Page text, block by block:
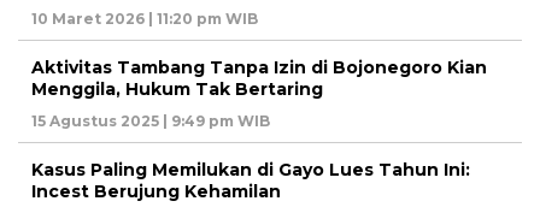
10 Maret 2026 | 11:20 pm WIB
Aktivitas Tambang Tanpa Izin di Bojonegoro Kian
Menggila, Hukum Tak Bertaring
15 Agustus 2025 | 9:49 pm WIB
Kasus Paling Memilukan di Gayo Lues Tahun Ini:
Incest Berujung Kehamilan